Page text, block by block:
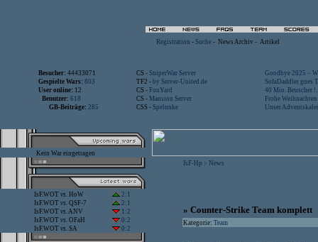
Registration - Suche - News Archiv - Artikel
Besucher: 44433071 CS - SniperWar Server
Goodbye 2025 –
Gespielte Wars: 803 TF2 - by Server-United.de
SofaDaddler goes
User online: 12 CS - FunYard
40 Mio. Beuscher
Benutzer: 618 CS - Mansion Server
Frohe
GB-Beiträge: 285 CSS - Spelunke Unser
Kein War eingetragen
IsF.WOT vs. HoW
2:1
IsF.WOT vs. QSF-7
2:1
IsF.WOT vs.ANV
1:2
IsF.WOT vs. OFaH
0:2
IsF.WOT vs. SA 0:2
IsF-Hp > News
» Counter-Strike Team komplett
Kategorie: Team